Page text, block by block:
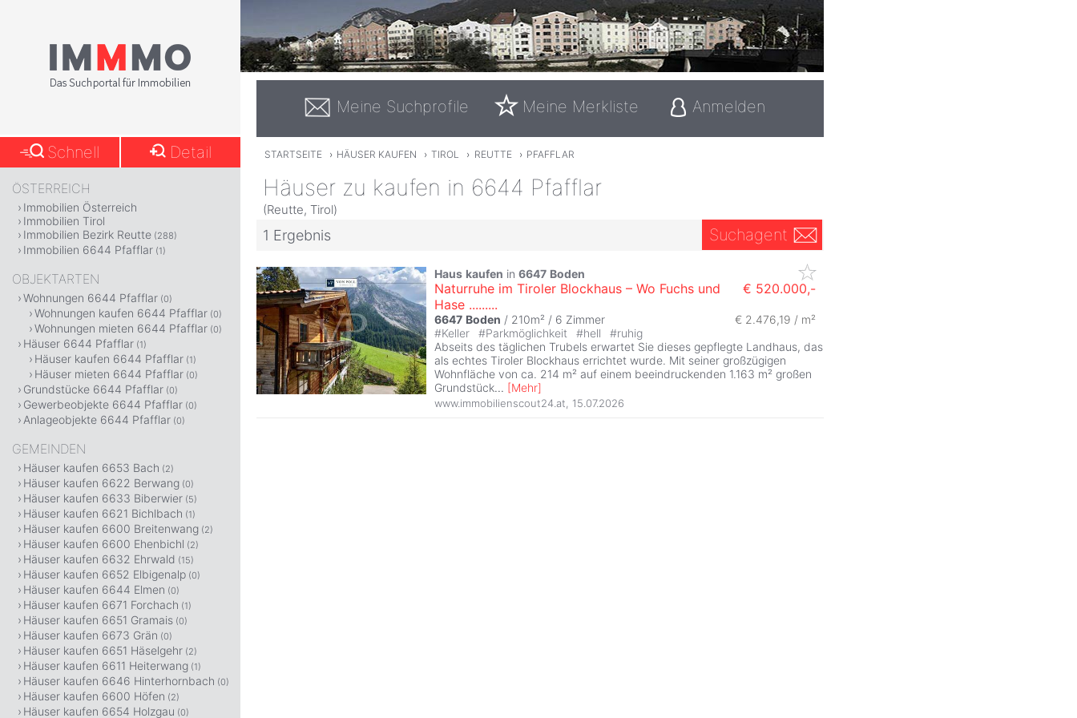
Meine Suchprofile Meine Merkliste Anmelden
STARTSEITE › HÄUSER KAUFEN › TIROL › REUTTE › PFAFFLAR
Häuser zu kaufen in 6644 Pfafflar
(Reutte, Tirol)
1 Ergebnis Suchagent
Haus kaufen in 6647 Boden
Naturruhe im Tiroler Blockhaus – Wo Fuchs und
Hase .........
€ 520.000,-
6647 Boden / 210m² / 6 Zimmer
€ 2.476,19 / m²
#Keller #Parkmöglichkeit #hell #ruhig
Abseits des täglichen Trubels erwartet Sie dieses gepflegte Landhaus, das
als echtes Tiroler Blockhaus errichtet wurde. Mit seiner großzügigen
Wohnfläche von ca. 214 m² auf einem beeindruckenden 1.163 m² großen
Grundstück... [Mehr]
www.immobilienscout24.at 15.07.2026
Schnell Detail
ÖSTERREICH
Immobilien Österreich
Immobilien Tirol
Immobilien Bezirk Reutte (288)
Immobilien 6644 Pfafflar (1)
OBJEKTARTEN
Wohnungen 6644 Pfafflar (0)
Wohnungen kaufen 6644 Pfafflar (0)
Wohnungen mieten 6644 Pfafflar (0)
Häuser 6644 Pfafflar (1)
Häuser kaufen 6644 Pfafflar (1)
Häuser mieten 6644 Pfafflar (0)
Grundstücke 6644 Pfafflar (0)
Gewerbeobjekte 6644 Pfafflar (0)
Anlageobjekte 6644 Pfafflar (0)
GEMEINDEN
Häuser kaufen 6653 Bach (2)
Häuser kaufen 6622 Berwang (0)
Häuser kaufen 6633 Biberwier (5)
Häuser kaufen 6621 Bichlbach (1)
Häuser kaufen 6600 Breitenwang (2)
Häuser kaufen 6600 Ehenbichl (2)
Häuser kaufen 6632 Ehrwald (15)
Häuser kaufen 6652 Elbigenalp (0)
Häuser kaufen 6644 Elmen (0)
Häuser kaufen 6671 Forchach (1)
Häuser kaufen 6651 Gramais (0)
Häuser kaufen 6673 Grän (0)
Häuser kaufen 6651 Häselgehr (2)
Häuser kaufen 6611 Heiterwang (1)
Häuser kaufen 6646 Hinterhornbach (0)
Häuser kaufen 6600 Höfen (2)
Häuser kaufen 6654 Holzgau (0)